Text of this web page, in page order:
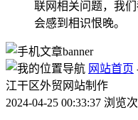
联网相关问题，我
会感到相识恨晚。
网站首页
江干区外贸网站制作
2024-04-25 00:33:37 浏览